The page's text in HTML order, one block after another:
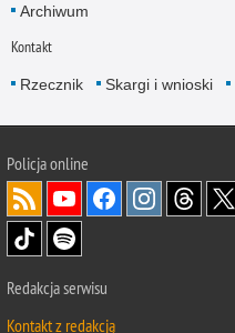
Archiwum
Kontakt
Rzecznik Skargi i wnioski
Policjaonline
Redakcja serwisu
Kontakt z redakcją